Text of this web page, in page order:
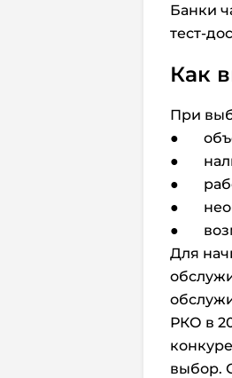
Банки
тест-
Как
При
●
●
●
●
●
Для
РКО в
выбор.